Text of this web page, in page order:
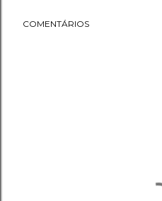
COMENTÁRIOS